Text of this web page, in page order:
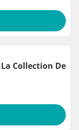
Collection De